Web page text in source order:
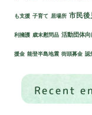
も支援 子育て 居場所 市民後
利擁護 歳末慰問品 活動団体向
援金 能登半島地震 街頭募金 認
Recent